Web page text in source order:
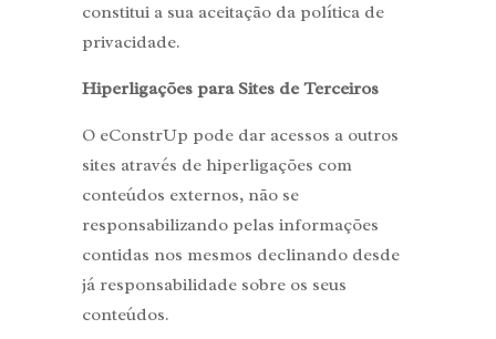
constitui a sua aceitação da política de
privacidade.
Hiperligações para Sites de Terceiros
O eConstrUp pode dar acessos a outros
sites através de hiperligações com
conteúdos externos, não se
responsabilizando pelas informações
contidas nos mesmos declinando desde
já responsabilidade sobre os seus
conteúdos.